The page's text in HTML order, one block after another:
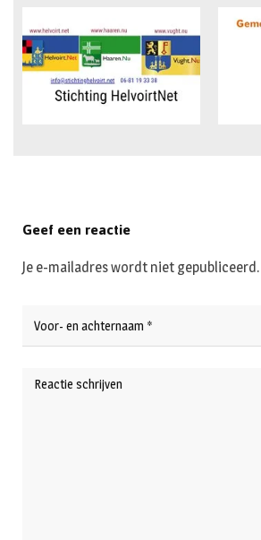
Geef een reactie
Je e-mailadres wordt niet gepubliceerd.